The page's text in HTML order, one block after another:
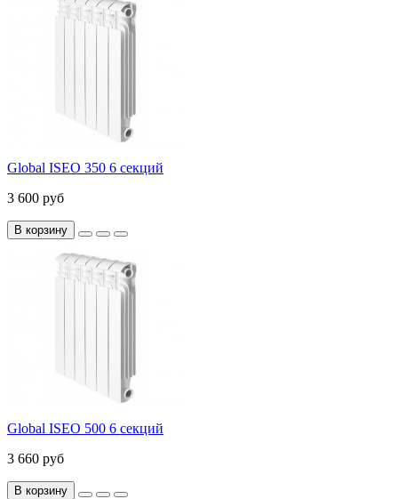
Global ISEO 350 6 секций
3 600 руб
В корзину
Global ISEO 500 6 секций
3 660 руб
В корзину